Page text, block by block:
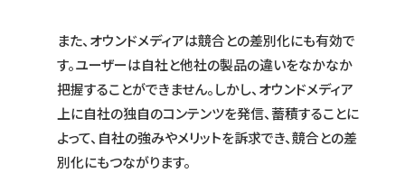
また、オウンドメディアは競合との差別化にも有効で
す。ユーザーは自社と他社の製品の違いをなかなか
把握することができません。しかし、オウンドメディア
上に自社の独自のコンテンツを発信、蓄積することに
よって、自社の強みやメリットを訴求でき、競合との差
別化にもつながります。